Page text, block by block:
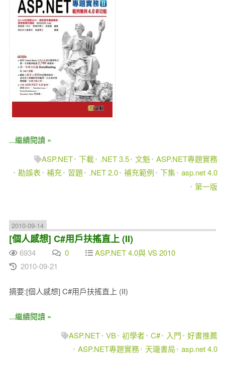
...繼續閱讀 »
ASP.NET 下載 .NET 3.5 文魁
ASP.NET專題實務
勘誤表
補充 習題 .NET 2.0 補充範例 下集 asp.net 4.0
第一版
2010-09-14
[個人感想] C#用戶扶搖直上 (II)
6934 0
ASP.NET 4.0與 VS 2010
2010-09-21
摘要:[個人感想] C#用戶扶搖直上 (II)
...繼續閱讀 »
ASP.NET VB 初學者 C# 入門
好書推薦
ASP.NET專題實務
天瓏書局 asp.net 4.0